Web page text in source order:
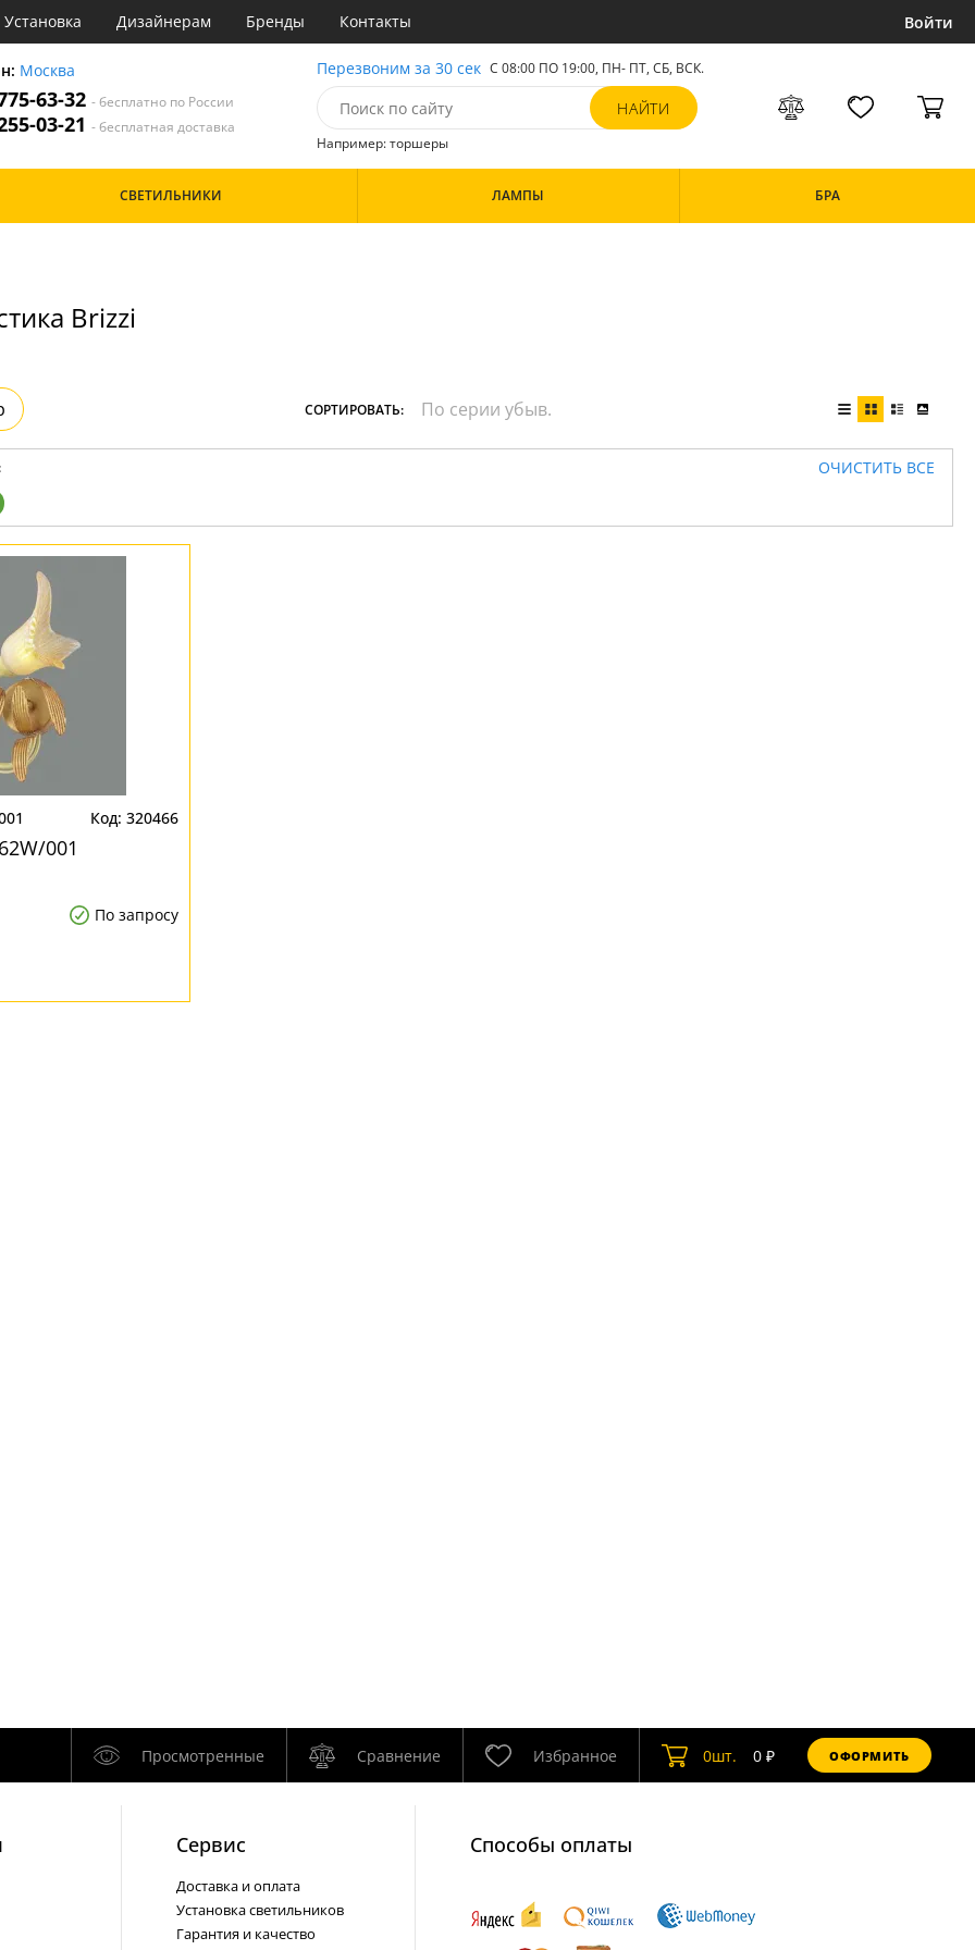
Установка Дизайнерам Бренды Контакты Войти
Москва
63-32- бесплатно по России
03-21- бесплатная доставка
Перезвоним за 30 сек С 08:00 ПО 19:00, ПН- ПТ, СБ, ВСК.
Например: торшеры
СВЕТИЛЬНИКИ ЛАМПЫ БРА
Brizzi
СОРТИРОВАТЬ:
ОЧИСТИТЬ ВСЕ
320466
001
По запросу
Просмотренные Сравнение Избранное 0шт. 0₽ ОФОРМИТЬ
Cервис
Доставка и оплата
Установка светильников
Гарантия и качество
Способы оплаты